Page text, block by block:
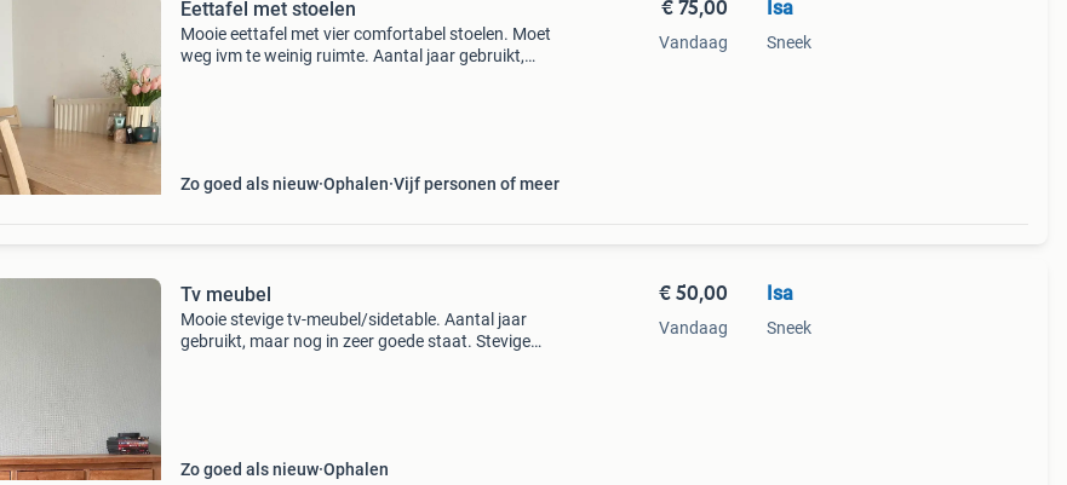
Eettafel met stoelen
Mooie eettafel met vier comfortabel stoelen. Moet
weg ivm te weinig ruimte. Aantal jaar gebruikt,
Zo goed als nieuw Ophalen Vijf personen of meer
€ 75,00
Vandaag
Isa
Sneek
Tv meubel
Mooie stevige tv-meubel/sidetable. Aantal jaar
gebruikt, maar nog in zeer goede staat. Stevige
Zo goed als nieuw Ophalen
€ 50,00
Vandaag
Isa
Sneek